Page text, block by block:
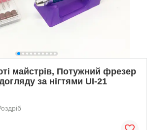
майстрів, Потужний фрезер
за нігтями UI-21